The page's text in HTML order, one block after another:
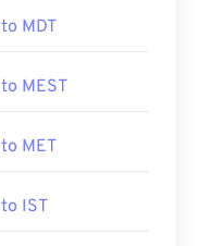
MDT
MEST
MET
IST